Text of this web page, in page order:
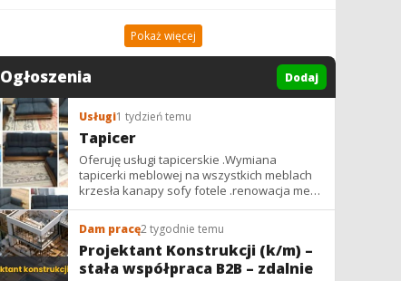
Pokaż więcej
Ogłoszenia Dodaj
Usługi1 tydzień temu
Tapicer
Oferuję usługi tapicerskie .Wymiana
tapicerki meblowej na wszystkich meblach
krzesła kanapy sofy fotele .renowacja mebli
vintage,PRL. glamur
Dam pracę2 tygodnie temu
Projektant Konstrukcji (k/m) –
stała współpraca B2B – zdalnie